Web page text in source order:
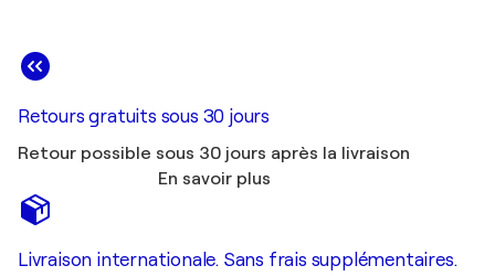
Retours gratuits sous 30 jours
Retour possible sous 30 jours après la livraison
En savoir plus
Livraison internationale. Sans frais supplémentaires.